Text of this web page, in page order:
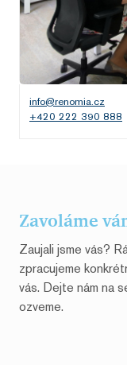
info@renomia.cz
+420 222 390 888
Zavoláme
Zaujali jsme vás?
zpracujeme
vás. Dejte nám na
ozveme.